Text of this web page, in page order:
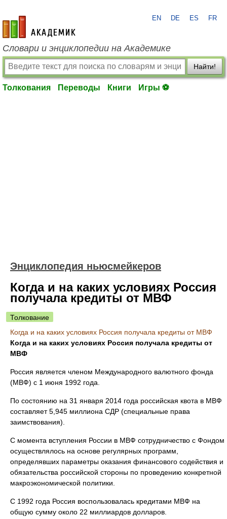
academic.ru
EN DE ES FR
Словари и энциклопедии на Академике
Найти!
Толкования Переводы Книги Игры ⚽
Энциклопедия ньюсмейкеров
Когда и на каких условиях Россия
получала кредиты от МВФ
Толкование
Когда и на каких условиях Россия получала кредиты от МВФ
Когда и на каких условиях Россия получала кредиты от
МВФ
Россия является членом Международного валютного фонда
(МВФ) с 1 июня 1992 года.
По состоянию на 31 января 2014 года российская квота в МВФ
составляет 5,945 миллиона СДР (специальные права
заимствования).
С момента вступления России в МВФ сотрудничество с Фондом
осуществлялось на основе регулярных программ,
определявших параметры оказания финансового содействия и
обязательства российской стороны по проведению конкретной
макроэкономической политики.
С 1992 года Россия воспользовалась кредитами МВФ на
общую сумму около 22 миллиардов долларов.